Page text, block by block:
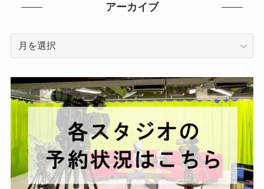
アーカイブ
イ
ブ